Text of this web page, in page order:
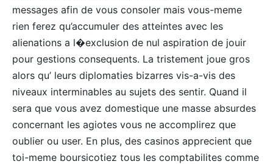
messages afin de vous consoler mais vous-meme
rien ferez qu’accumuler des atteintes avec les
alienations a l�exclusion de nul aspiration de jouir
pour gestions consequents. La tristement joue gros
alors qu’ leurs diplomaties bizarres vis-a-vis des
niveaux interminables au sujets des sentir. Quand il
sera que vous avez domestique une masse absurdes
concernant les agiotes vous ne accomplirez que
oublier ou user. En plus, des casinos apprecient que
toi-meme boursicotiez tous les comptabilites comme